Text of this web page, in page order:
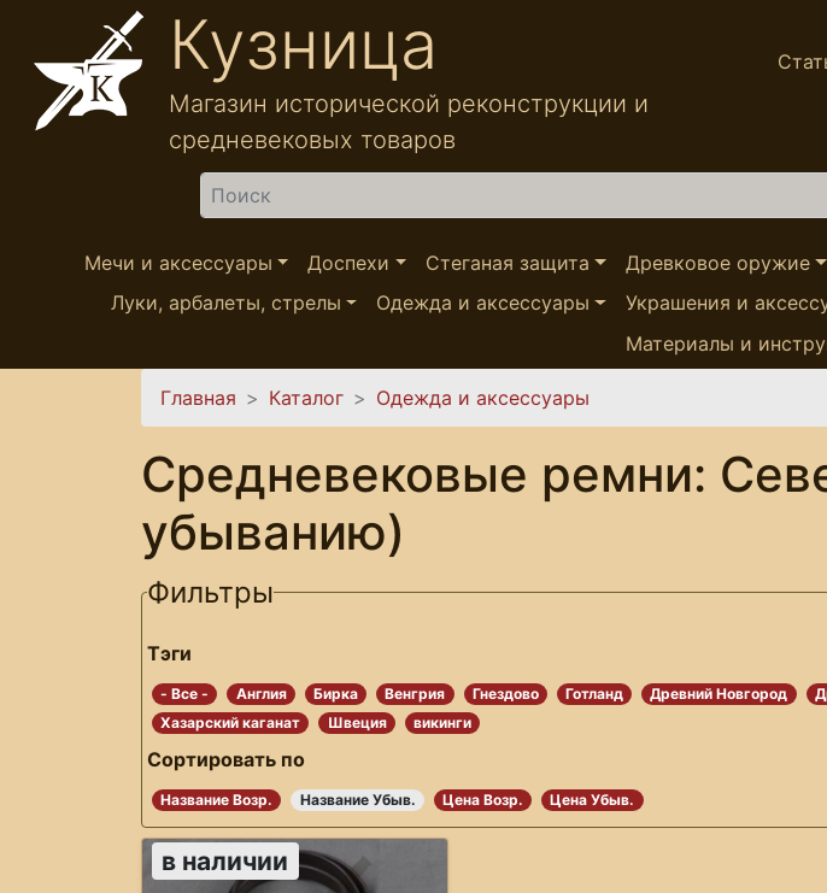
Перейти к основному содержанию
Кузница
Магазин исторической реконструкции и
средневековых товаров
Найти
Мечи и аксессуары Доспехи Стеганая защита Древковое оружие
Луки, арбалеты, стрелы
Одежда и аксессуары Украшения и
Материалы и
Вы здесь
Главная Каталог Одежда и аксессуары
Средневековые ремни:
убыванию)
Фильтры
Тэги
- Все - Англия Бирка Венгрия Гнездово Готланд Древний Новгород
Хазарский каганат
Швеция викинги
Сортировать по
Название Возр. Название Убыв. Цена Возр. Цена Убыв.
в наличии